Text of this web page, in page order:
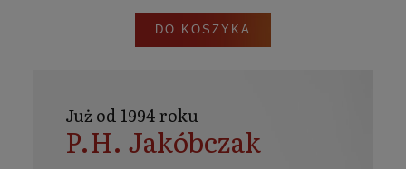
DO KOSZYKA
Już od 1994 roku
P.H. Jakóbczak